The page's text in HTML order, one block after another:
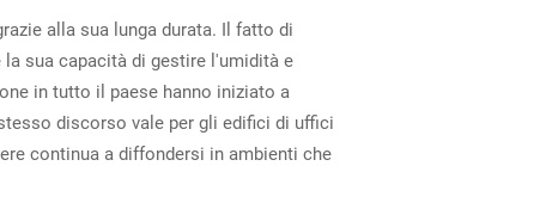
alla sua lunga durata. Il fatto di
sua capacità di gestire l'umidità e
in tutto il paese hanno iniziato a
discorso vale per gli edifici di uffici
continua a diffondersi in ambienti che